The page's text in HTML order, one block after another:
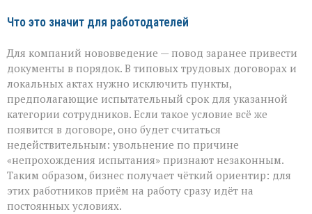
Что это значит для работодателей
Для компаний нововведение — повод заранее привести
документы в порядок. В типовых трудовых договорах и
локальных актах нужно исключить пункты,
предполагающие испытательный срок для указанной
категории сотрудников. Если такое условие всё же
появится в договоре, оно будет считаться
недействительным: увольнение по причине
«непрохождения испытания» признают незаконным.
Таким образом, бизнес получает чёткий ориентир: для
этих работников приём на работу сразу идёт на
постоянных условиях.